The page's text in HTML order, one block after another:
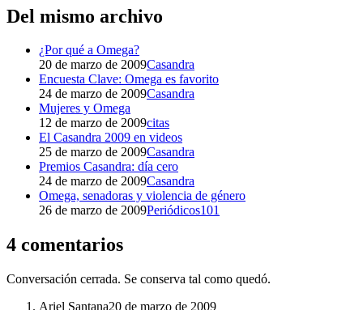
Del mismo archivo
¿Por qué a Omega?
20 de marzo de 2009Casandra
Encuesta Clave: Omega es favorito
24 de marzo de 2009Casandra
Mujeres y Omega
12 de marzo de 2009citas
El Casandra 2009 en videos
25 de marzo de 2009Casandra
Premios Casandra: día cero
24 de marzo de 2009Casandra
Omega, senadoras y violencia de género
26 de marzo de 2009Periódicos101
4 comentarios
Conversación cerrada. Se conserva tal como quedó.
Ariel Santana20 de marzo de 2009